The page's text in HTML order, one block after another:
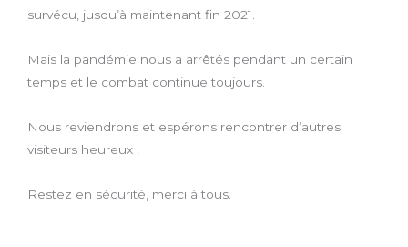
survécu, jusqu’à maintenant fin 2021.
Mais la pandémie nous a arrêtés pendant un certain
temps et le combat continue toujours.
Nous reviendrons et espérons rencontrer d’autres
visiteurs heureux !
Restez en sécurité, merci à tous.